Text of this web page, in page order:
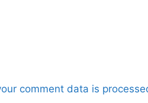
comment data is